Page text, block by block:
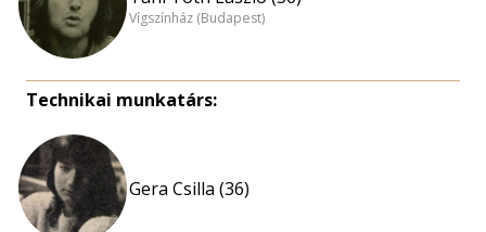
Vígszínház (Budapest)
Technikai munkatárs:
Gera Csilla (36)